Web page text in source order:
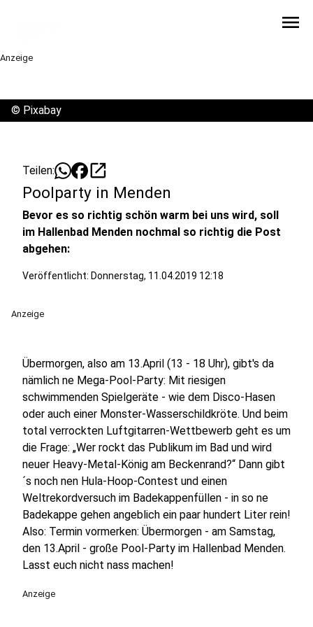
menu
Anzeige
© Pixabay
Teilen: open_in_new
Poolparty in Menden
Bevor es so richtig schön warm bei uns wird, soll
im Hallenbad Menden nochmal so richtig die Post
abgehen:
Veröffentlicht: Donnerstag, 11.04.2019 12:18
Anzeige
Übermorgen, also am 13.April (13 - 18 Uhr), gibt's da
nämlich ne Mega-Pool-Party: Mit riesigen
schwimmenden Spielgeräte - wie dem Disco-Hasen
oder auch einer Monster-Wasserschildkröte. Und beim
total verrockten Luftgitarren-Wettbewerb geht es um
die Frage: „Wer rockt das Publikum im Bad und wird
neuer Heavy-Metal-König am Beckenrand?“ Dann gibt
´s noch nen Hula-Hoop-Contest und einen
Weltrekordversuch im Badekappenfüllen - in so ne
Badekappe gehen angeblich ein paar hundert Liter rein!
Also: Termin vormerken: Übermorgen - am Samstag,
den 13.April - große Pool-Party im Hallenbad Menden.
Lasst euch nicht nass machen!
Anzeige